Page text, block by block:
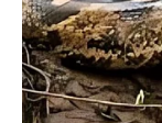
ดวงรายวัน 12 กันย
12 ก.ย. 2022